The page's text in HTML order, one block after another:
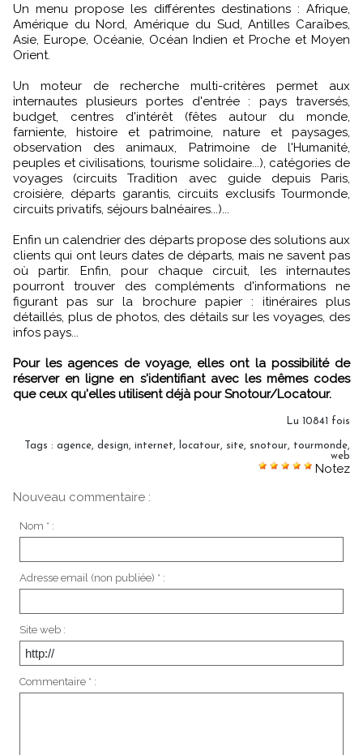
Un menu propose les différentes destinations : Afrique,
Amérique du Nord, Amérique du Sud, Antilles Caraïbes,
Asie, Europe, Océanie, Océan Indien et Proche et Moyen
Orient.
Un moteur de recherche multi-critères permet aux
internautes plusieurs portes d'entrée : pays traversés,
budget, centres d'intérêt (fêtes autour du monde,
farniente, histoire et patrimoine, nature et paysages,
observation des animaux, Patrimoine de l'Humanité,
peuples et civilisations, tourisme solidaire...), catégories de
voyages (circuits Tradition avec guide depuis Paris,
croisière, départs garantis, circuits exclusifs Tourmonde,
circuits privatifs, séjours balnéaires...)...
Enfin un calendrier des départs propose des solutions aux
clients qui ont leurs dates de départs, mais ne savent pas
où partir. Enfin, pour chaque circuit, les internautes
pourront trouver des compléments d'informations ne
figurant pas sur la brochure papier : itinéraires plus
détaillés, plus de photos, des détails sur les voyages, des
infos pays...
Pour les agences de voyage, elles ont la possibilité de
réserver en ligne en s'identifiant avec les mêmes codes
que ceux qu'elles utilisent déjà pour Snotour/Locatour.
Lu 10841 fois
Tags : agence, design, internet, locatour, site, snotour, tourmonde,
web
Notez
Nouveau commentaire :
Nom * :
Adresse email (non publiée) * :
Site web :
Commentaire * :